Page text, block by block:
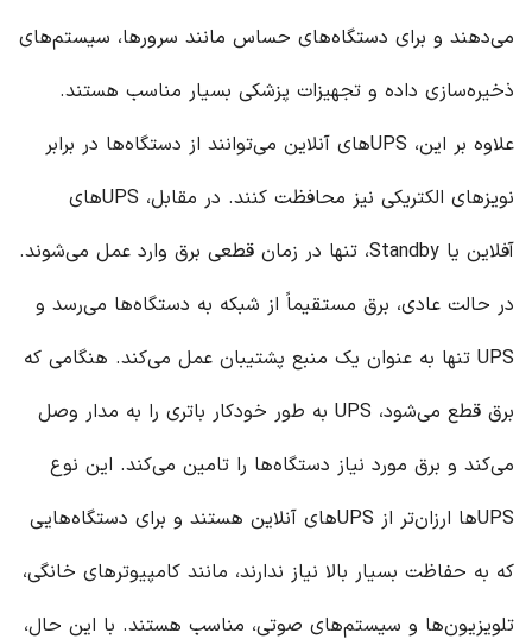
می‌دهند و برای دستگاه‌های حساس مانند سرورها، سیستم‌های
ذخیره‌سازی داده و تجهیزات پزشکی بسیار مناسب هستند.
علاوه بر این، UPS‌های آنلاین می‌توانند از دستگاه‌ها در برابر
نویزهای الکتریکی نیز محافظت کنند. در مقابل، UPS‌های
آفلاین یا Standby، تنها در زمان قطعی برق وارد عمل می‌شوند.
در حالت عادی، برق مستقیماً از شبکه به دستگاه‌ها می‌رسد و
UPS تنها به عنوان یک منبع پشتیبان عمل می‌کند. هنگامی که
برق قطع می‌شود، UPS به طور خودکار باتری را به مدار وصل
می‌کند و برق مورد نیاز دستگاه‌ها را تامین می‌کند. این نوع
UPS‌ها ارزان‌تر از UPS‌های آنلاین هستند و برای دستگاه‌هایی
که به حفاظت بسیار بالا نیاز ندارند، مانند کامپیوترهای خانگی،
تلویزیون‌ها و سیستم‌های صوتی، مناسب هستند. با این حال،